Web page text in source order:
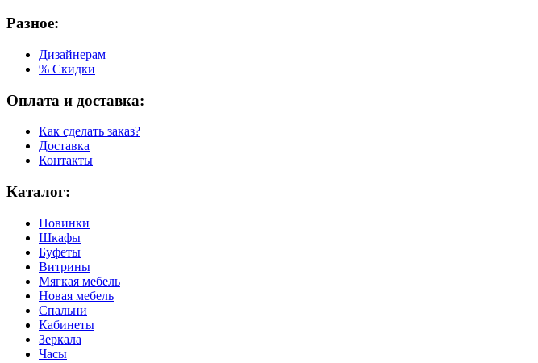
Разное:
Дизайнерам
% Скидки
Оплата и доставка:
Как сделать заказ?
Доставка
Контакты
Каталог:
Новинки
Шкафы
Буфеты
Витрины
Мягкая мебель
Новая мебель
Спальни
Кабинеты
Зеркала
Часы